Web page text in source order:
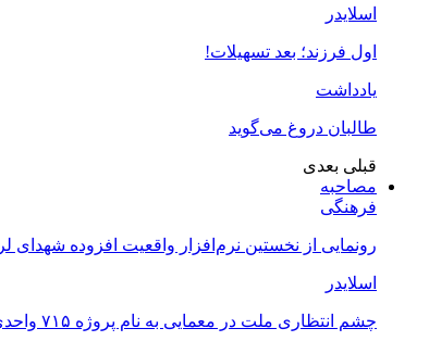
اسلایدر
اول فرزند؛ بعد تسهیلات!
یادداشت
طالبان دروغ می‌گوید
قبلی بعدی
مصاحبه
فرهنگی
رونمایی از نخستین نرم‌افزار واقعیت افزوده شهدای
اسلایدر
چشم انتظاری ملت در معمایی به نام پروژه ۷۱۵ واحدی مسکن ملی خرم آباد